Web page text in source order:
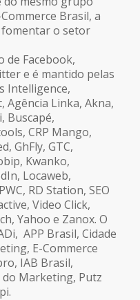
Brasil, a
o setor
de Facebook,
e é mantido pelas
Intelligence,
Agência Linka, Akna,
Buscapé,
CRP Mango,
GhFly, GTC,
Kwanko,
Locaweb,
RD Station, SEO
Video Click,
Yahoo e Zanox. O
APP Brasil, Cidade
E-Commerce
IAB Brasil,
Marketing, Putz